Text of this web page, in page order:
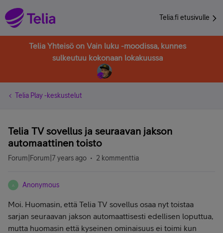
Telia.fi etusivulle
Telia Yhteisö on Vain luku -moodissa, kunnes
sulkeutuu kokonaan lokakuussa
Telia Play -keskustelut
Telia TV sovellus ja seuraavan jakson
automaattinen toisto
Forum|Forum|7 years ago 2 kommenttia
A Anonymous
Moi. Huomasin, että Telia TV sovellus osaa nyt toistaa
sarjan seuraavan jakson automaattisesti edellisen loputtua,
mutta huomasin että kyseinen ominaisuus ei toimi kun